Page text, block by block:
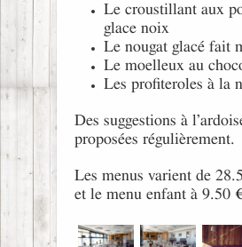
Le croustillant aux
glace noix
Le nougat glacé fait
Le moelleux au
Les profiteroles à la
Des suggestions à
proposées régulièrement.
Les menus varient de
et le menu enfant à 9.50